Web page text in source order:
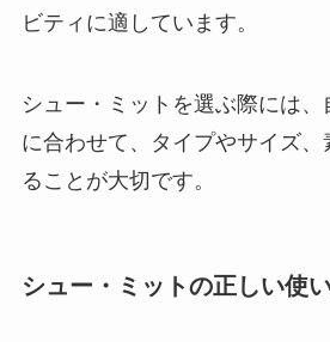
ビティに適しています。
シュー・ミットを選ぶ際には
に合わせて、タイプやサイズ
ることが大切です。
シュー・ミットの正しい使